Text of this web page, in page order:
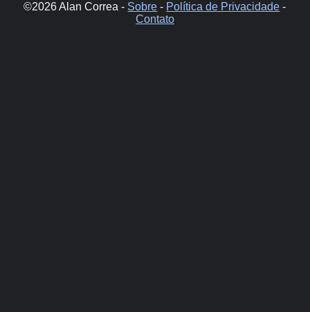
©2026 Alan Correa - Sobre - Política de Privacidade -
Contato